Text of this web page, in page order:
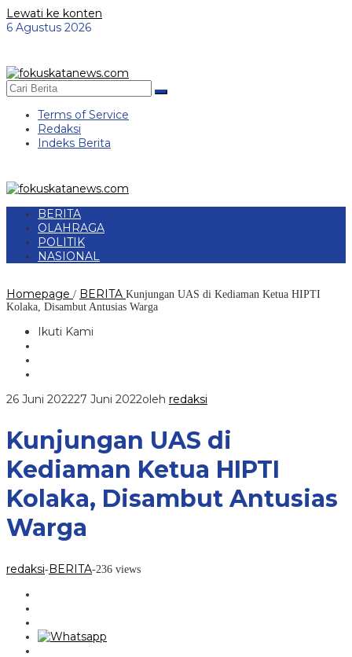
Lewati ke konten
6 Agustus 2026
Terms of Service
Redaksi
Indeks Berita
BERITA
OLAHRAGA
POLITIK
NASIONAL
Homepage / BERITA Kunjungan UAS di Kediaman Ketua HIPTI
Kolaka, Disambut Antusias Warga
Ikuti Kami
26 Juni 202227 Juni 2022oleh redaksi
Kunjungan UAS di
Kediaman Ketua HIPTI
Kolaka, Disambut Antusias
Warga
redaksi-BERITA-236 views